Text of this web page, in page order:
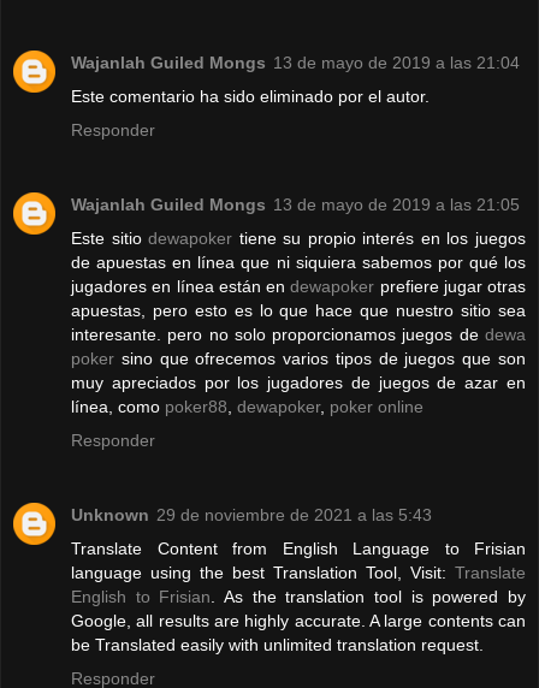
Wajanlah Guiled Mongs 13 de mayo de 2019 a las 21:04
Este comentario ha sido eliminado por el autor.
Responder
Wajanlah Guiled Mongs 13 de mayo de 2019 a las 21:05
Este sitiodewapoker tiene su propio interés en los juegos
de apuestas en línea que ni siquiera sabemos por qué los
jugadores en línea están endewapoker prefiere jugar otras
apuestas, pero esto es lo que hace que nuestro sitio sea
interesante. pero no solo proporcionamos juegos de dewa
poker sino que ofrecemos varios tipos de juegos que son
muy apreciados por los jugadores de juegos de azar en
línea, como poker88, dewapoker, poker online
Responder
Unknown 29 de noviembre de 2021 a las 5:43
Translate Content from English Language to Frisian
language using the best Translation Tool, Visit: Translate
English to Frisian. As the translation tool is powered by
Google, all results are highly accurate. A large contents can
be Translated easily with unlimited translation request.
Responder